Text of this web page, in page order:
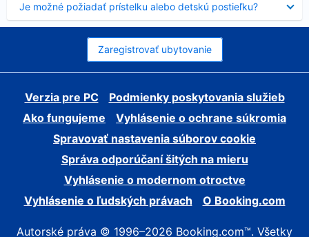
Je možné požiadať prístelku alebo detskú postieľku?
sa
Zaregistrovať ubytovanie
Verzia pre PC
Podmienky poskytovania služieb
Ako fungujeme
Vyhlásenie o ochrane súkromia
Spravovať nastavenia súborov cookie
Správa odporúčaní šitých na mieru
Vyhlásenie o modernom otroctve
Vyhlásenie o ľudských právach
O Booking.com
Autorské práva © 1996–2026 Booking.com™. Všetky